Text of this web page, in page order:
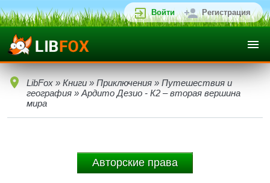
Войти Регистрация
LibFox » Книги » Приключения » Путешествия и
география » Ардито Дезио - К2 – вторая вершина
мира
Авторские права